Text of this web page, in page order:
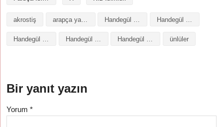
akrostiş arapça yazılışı
Handegül isminin baş harfleriyle şiir Handegül isminin kökeni Handegül isminin numerolojisi ünlüler
Bir yanıt yazın
Yorum*